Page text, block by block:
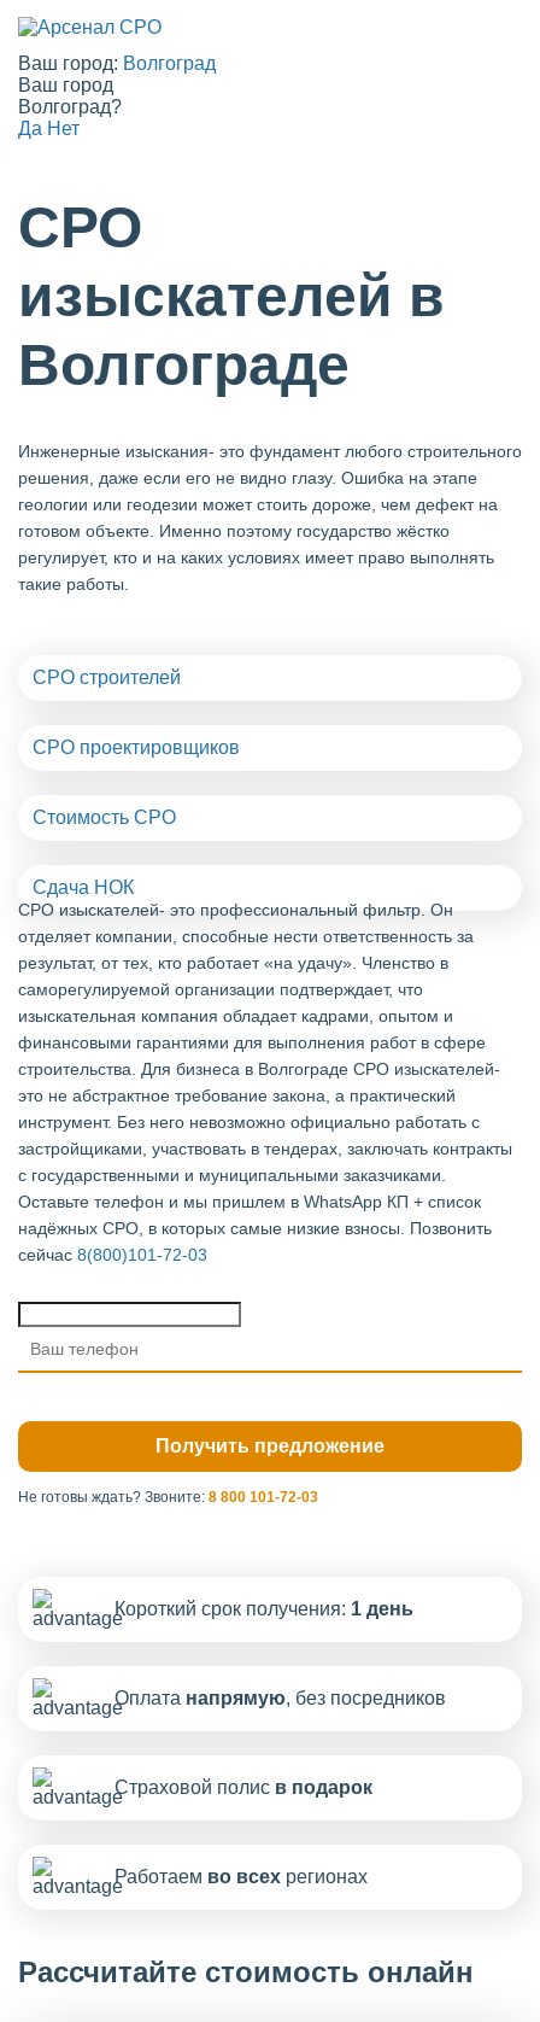
Ваш город: Волгоград
Ваш город
Волгоград?
Да Нет
СРО
изыскателей в
Волгограде
Инженерные изыскания- это фундамент любого строительного
решения, даже если его не видно глазу. Ошибка на этапе
геологии или геодезии может стоить дороже, чем дефект на
готовом объекте. Именно поэтому государство жёстко
регулирует, кто и на каких условиях имеет право выполнять
такие работы.
СРО строителей
СРО проектировщиков
Стоимость СРО
Сдача НОК
СРО изыскателей- это профессиональный фильтр. Он
отделяет компании, способные нести ответственность за
результат, от тех, кто работает «на удачу». Членство в
саморегулируемой организации подтверждает, что
изыскательная компания обладает кадрами, опытом и
финансовыми гарантиями для выполнения работ в сфере
строительства. Для бизнеса в Волгограде СРО изыскателей-
это не абстрактное требование закона, а практический
инструмент. Без него невозможно официально работать с
застройщиками, участвовать в тендерах, заключать контракты
с государственными и муниципальными заказчиками.
Оставьте телефон и мы пришлем в WhatsApp КП + список
надёжных СРО, в которых самые низкие взносы. Позвонить
сейчас 8(800)101-72-03
Не готовы ждать? Звоните: 8 800 101-72-03
Короткий срок получения: 1 день
Оплата напрямую, без посредников
Страховой полис в подарок
Работаем во всех регионах
Рассчитайте стоимость онлайн